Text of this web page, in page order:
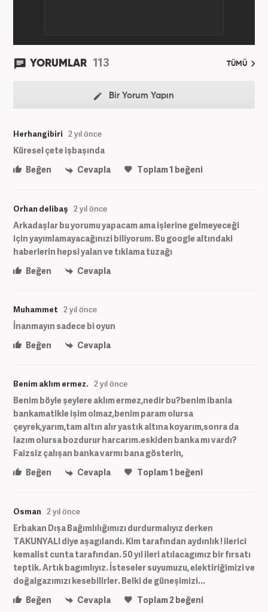
YORUMLAR 113 TÜMÜ
Bir Yorum Yapın
Herhangibiri 2 yıl önce
Küresel çete işbaşında
Beğen
Cevapla Toplam1 beğeni
Orhan delibaş 2 yıl önce
Arkadaşlar bu yorumu yapacam ama işlerine gelmeyeceği
için yayımlamayacağınızi biliyorum. Bu google altındaki
haberlerin hepsi yalan ve tıklama tuzağı
Beğen
Cevapla
Muhammet 2 yıl önce
İnanmayın sadece bi oyun
Beğen
Cevapla
Benim aklım ermez. 2 yıl önce
Benim böyle şeylere aklım ermez,nedir bu?benim ibanla
bankamatikle işim olmaz,benim param olursa
çeyrek,yarım,tam altın alır yastık altına koyarım,sonra da
lazım olursa bozdurur harcarım.eskiden banka mı vardı?
Faizsiz çalışan banka varmı bana gösterin,
Beğen
Cevapla Toplam1 beğeni
Osman 2 yıl önce
Erbakan Dışa Bağımlılığımızı durdurmalıyız derken
TAKUNYALI diye aşagılandı. Kim tarafından aydınlık ! ilerici
kemalist cunta tarafından. 50 yıl ileri atılacagımız bir fırsatı
teptik. Artık bagımlıyız. İsteseler suyumuzu, elektiriğimizi ve
doğalgazımızı kesebilirler. Belki de güneşimizi...
Beğen
Cevapla Toplam2 beğeni